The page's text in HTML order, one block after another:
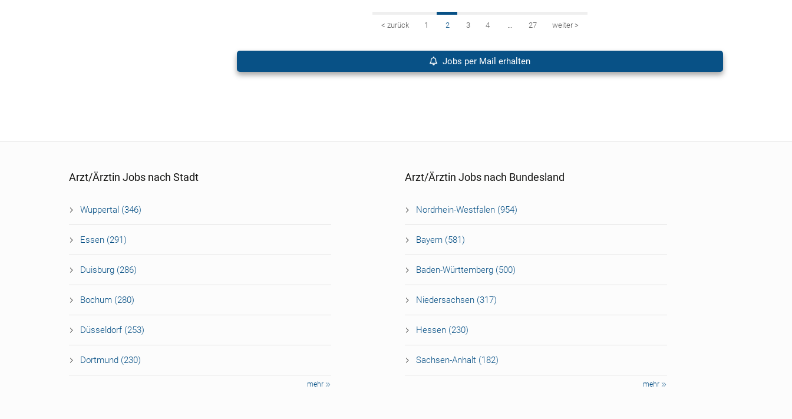
< zurück 1 2 3 4 … 27 weiter>
Jobs per Mail erhalten
Arzt/Ärztin Jobs nach Stadt
Wuppertal (346)
Essen (291)
Duisburg (286)
Bochum (280)
Düsseldorf (253)
Dortmund (230)
mehr
Arzt/Ärztin Jobs nach Bundesland
Nordrhein-Westfalen (954)
Bayern (581)
Baden-Württemberg (500)
Niedersachsen (317)
Hessen (230)
Sachsen-Anhalt (182)
mehr